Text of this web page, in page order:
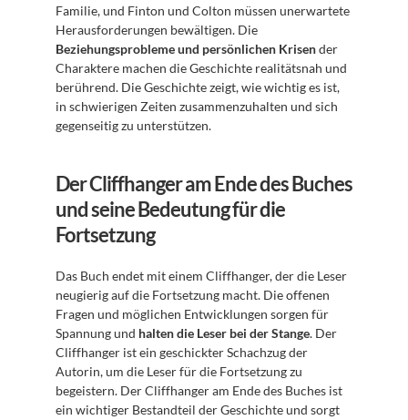
Familie, und Finton und Colton müssen unerwartete
Beziehungsprobleme und persönlichen Krisen der
Charaktere machen die Geschichte realitätsnah und
berührend. Die Geschichte zeigt, wie wichtig es ist,
in schwierigen Zeiten zusammenzuhalten und sich
gegenseitig zu unterstützen.
Der Cliffhanger am Ende des Buches
und seine Bedeutung für die
Fortsetzung
Das Buch endet mit einem Cliffhanger, der die Leser
neugierig auf die Fortsetzung macht. Die offenen
Fragen und möglichen Entwicklungen sorgen für
Spannung und halten die Leser bei der Stange. Der
Cliffhanger ist ein geschickter Schachzug der
Autorin, um die Leser für die Fortsetzung zu
begeistern. Der Cliffhanger am Ende des Buches ist
ein wichtiger Bestandteil der Geschichte und sorgt